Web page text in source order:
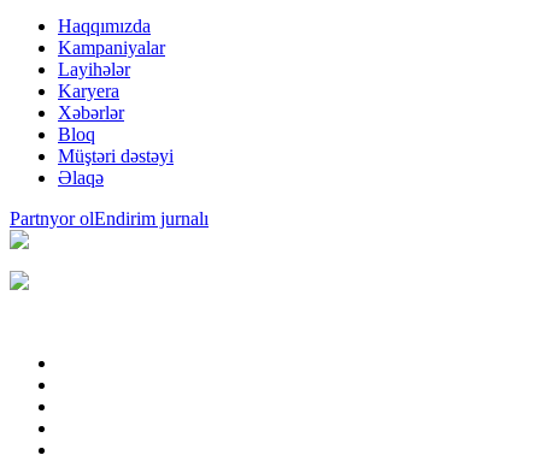
Haqqımızda
Kampaniyalar
Layihələr
Karyera
Xəbərlər
Bloq
Müştəri dəstəyi
Əlaqə
Partnyor olEndirim jurnalı